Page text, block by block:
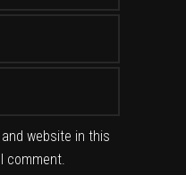
website in this
comment.